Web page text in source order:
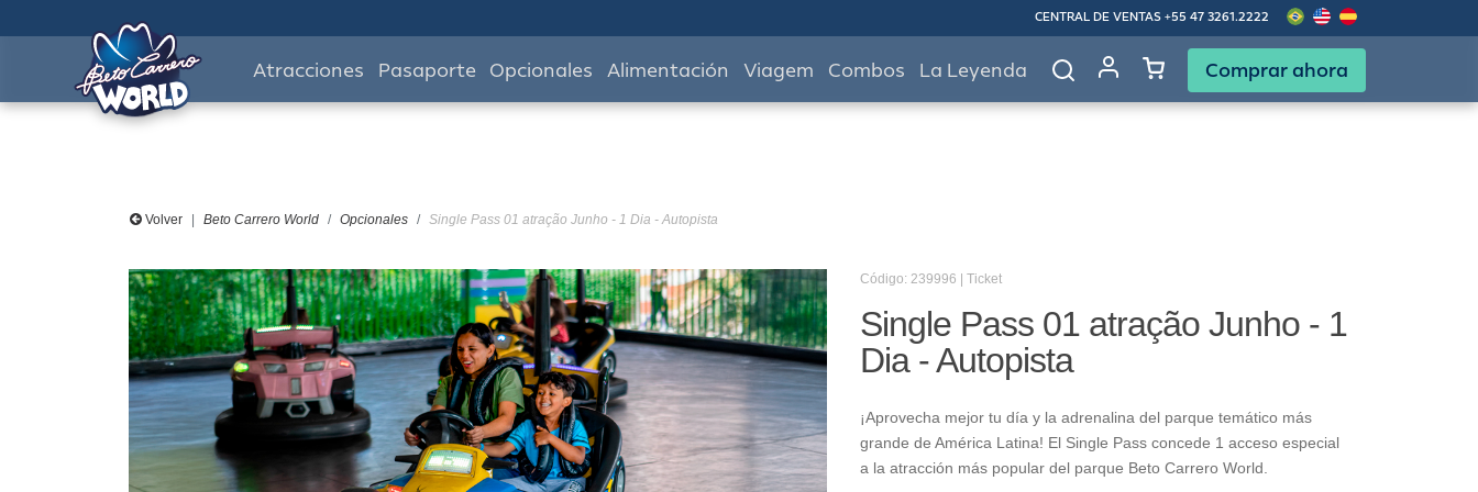
CENTRAL DE VENTAS +55 47 3261.2222
Atracciones Pasaporte Opcionales Alimentación Viagem Combos La Leyenda Comprar ahora
Volver Beto Carrero World Opcionales Single Pass 01 atração Junho - 1 Dia - Autopista
Código: 239996 | Ticket
Single Pass 01 atração Junho - 1
Dia - Autopista
¡Aprovecha mejor tu día y la adrenalina del parque temático más
grande de América Latina! El Single Pass concede 1 acceso especial
a la atracción más popular del parque Beto Carrero World.